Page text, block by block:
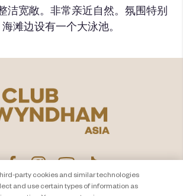
洁宽敞。非常亲近自然。氛围特别
滩边设有一个大泳池。
party cookies and similar technologies
and use certain types of information as